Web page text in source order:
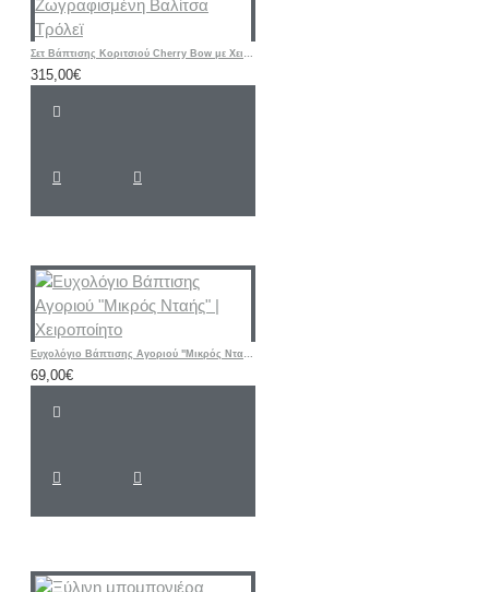
Σετ Βάπτισης Κοριτσιού Cherry Bow με Χειροποίητη Ζωγραφισμένη Βαλίτσα Τρόλεϊ
315,00€
Ευχολόγιο Βάπτισης Αγοριού "Μικρός Νταής" | Χειροποίητο
69,00€